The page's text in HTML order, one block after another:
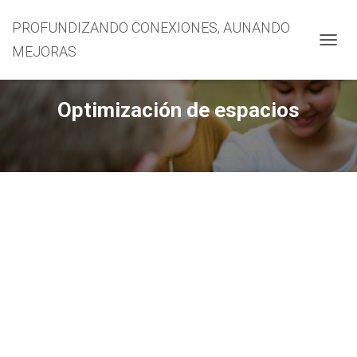
PROFUNDIZANDO CONEXIONES, AUNANDO
MEJORAS
Optimización de espacios